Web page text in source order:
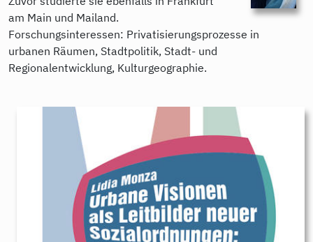
am Main und Mailand.
Forschungsinteressen: Privatisierungsprozesse in
urbanen Räumen, Stadtpolitik, Stadt- und
Regionalentwicklung, Kulturgeographie.
9783896911155.jpeg